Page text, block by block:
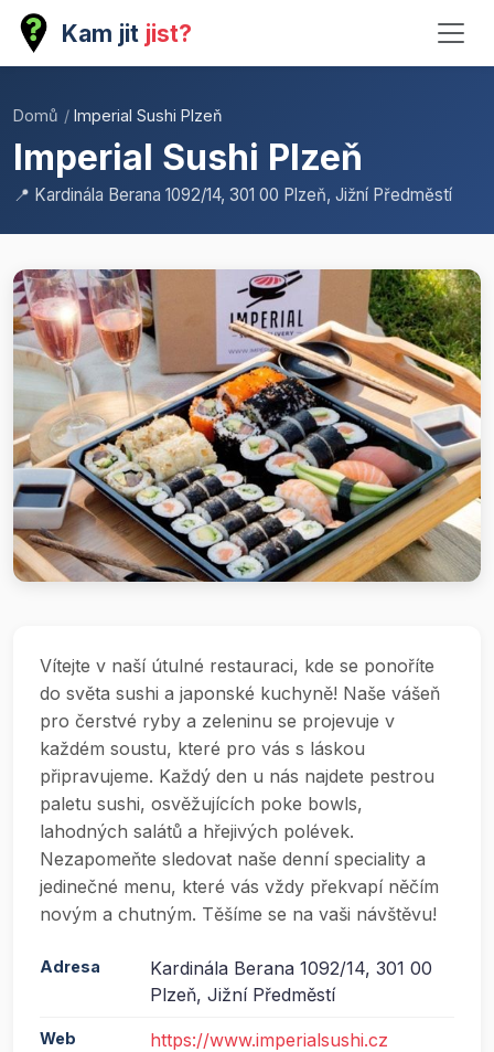
Kam jit jist?
Domů / Imperial Sushi Plzeň
Imperial Sushi Plzeň
📍 Kardinála Berana 1092/14, 301 00 Plzeň, Jižní Předměstí
Vítejte v naší útulné restauraci, kde se ponoříte
do světa sushi a japonské kuchyně! Naše vášeň
pro čerstvé ryby a zeleninu se projevuje v
každém soustu, které pro vás s láskou
připravujeme. Každý den u nás najdete pestrou
paletu sushi, osvěžujících poke bowls,
lahodných salátů a hřejivých polévek.
Nezapomeňte sledovat naše denní speciality a
jedinečné menu, které vás vždy překvapí něčím
novým a chutným. Těšíme se na vaši návštěvu!
Adresa
Kardinála Berana 1092/14, 301 00
Plzeň, Jižní Předměstí
Web https://www.imperialsushi.cz